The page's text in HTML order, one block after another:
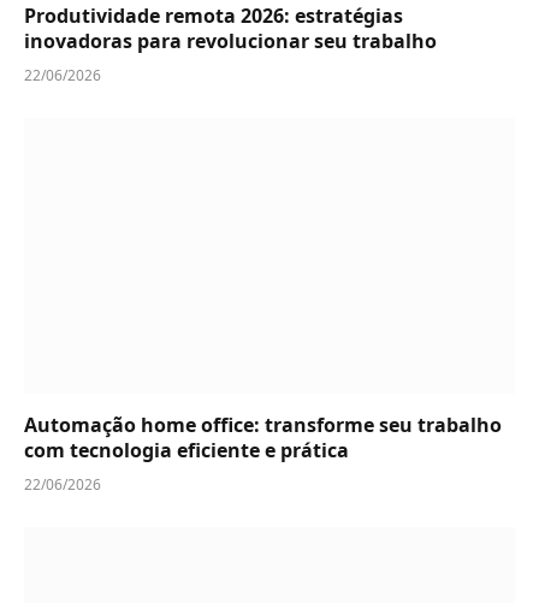
Produtividade remota 2026: estratégias
inovadoras para revolucionar seu trabalho
22/06/2026
Automação home office: transforme seu trabalho
com tecnologia eficiente e prática
22/06/2026